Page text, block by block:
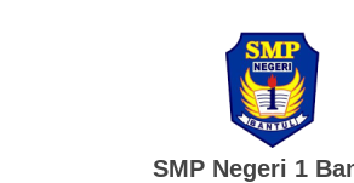
SMP Negeri 1